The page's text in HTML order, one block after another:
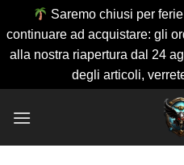
Saremo chiusi per
continuare ad acquistare: gli
alla nostra riapertura dal 24
degli articoli,